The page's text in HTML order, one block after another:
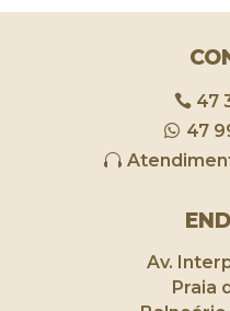
47
47
Av.
Praia